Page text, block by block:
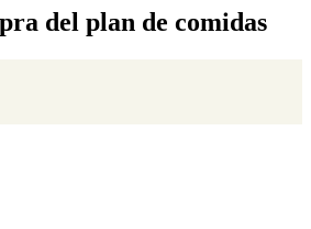
del plan de comidas